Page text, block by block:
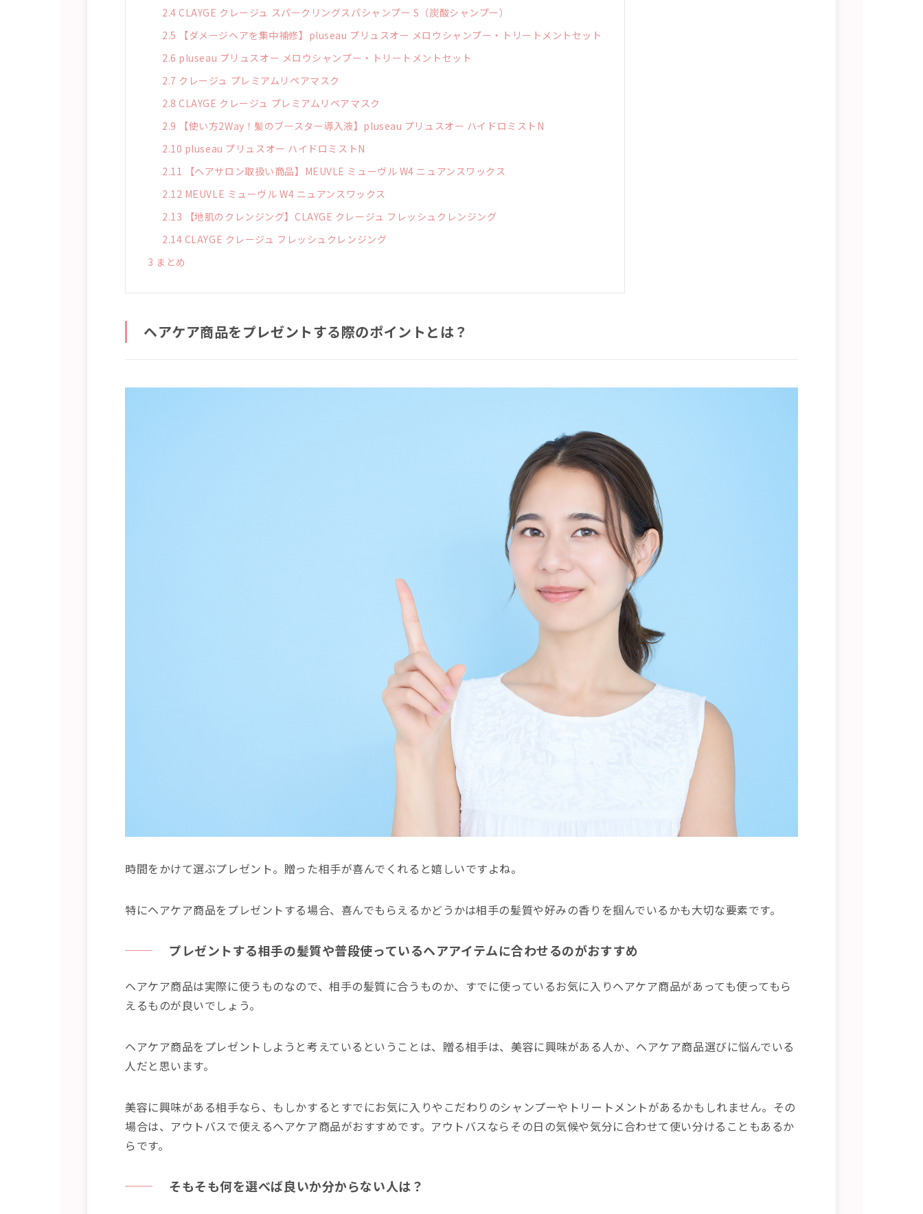
2.4 CLAYGE クレージュ スパークリングスパシャンプー S（炭酸シャンプー）
2.5 【ダメージヘアを集中補修】pluseau プリュスオー メロウシャンプー・トリートメントセット
2.6 pluseau プリュスオー メロウシャンプー・トリートメントセット
2.7 クレージュ プレミアムリペアマスク
2.8 CLAYGE クレージュ プレミアムリペアマスク
2.9 【使い方2Way！髪のブースター導入液】pluseau プリュスオー ハイドロミストN
2.10 pluseau プリュスオー ハイドロミストN
2.11 【ヘアサロン取扱い商品】MEUVLE ミューヴル W4 ニュアンスワックス
2.12 MEUVLE ミューヴル W4 ニュアンスワックス
2.13 【地肌のクレンジング】CLAYGE クレージュ フレッシュクレンジング
2.14 CLAYGE クレージュ フレッシュクレンジング
3 まとめ
ヘアケア商品をプレゼントする際のポイントとは？
時間をかけて選ぶプレゼント。贈った相手が喜んでくれると嬉しいですよね。
特にヘアケア商品をプレゼントする場合、喜んでもらえるかどうかは相手の髪質や好みの香りを掴んでいるかも大切な要素です。
プレゼントする相手の髪質や普段使っているヘアアイテムに合わせるのがおすすめ
ヘアケア商品は実際に使うものなので、相手の髪質に合うものか、すでに使っているお気に入りヘアケア商品があっても使ってもら
えるものが良いでしょう。
ヘアケア商品をプレゼントしようと考えているということは、贈る相手は、美容に興味がある人か、ヘアケア商品選びに悩んでいる
人だと思います。
美容に興味がある相手なら、もしかするとすでにお気に入りやこだわりのシャンプーやトリートメントがあるかもしれません。その
場合は、アウトバスで使えるヘアケア商品がおすすめです。アウトバスならその日の気候や気分に合わせて使い分けることもあるか
らです。
そもそも何を選べば良いか分からない人は？